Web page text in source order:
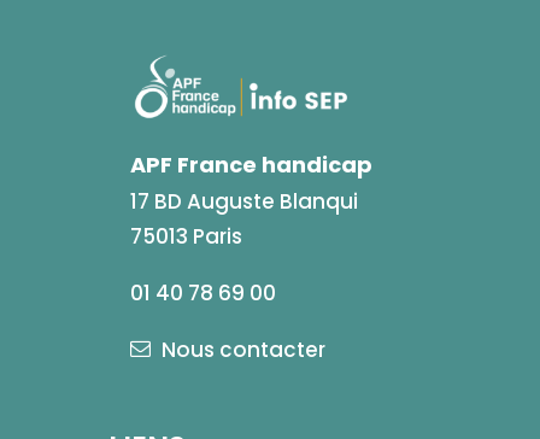
APF France handicap
17 BD Auguste Blanqui
75013 Paris
01 40 78 69 00
Nous contacter